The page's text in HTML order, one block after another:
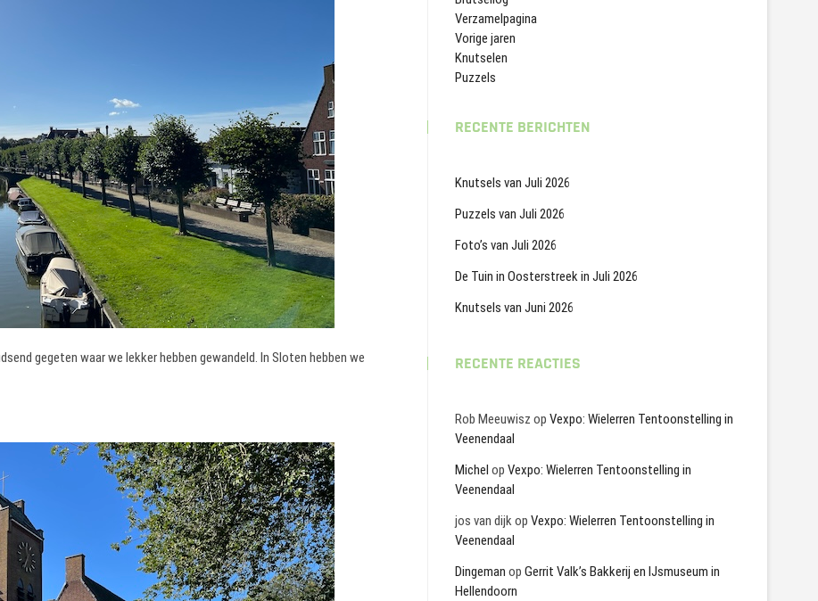
gegeten waar we lekker hebben gewandeld. In Sloten hebben we
Verzamelpagina
Vorige jaren
Knutselen
Puzzels
RECENTE BERICHTEN
Knutsels van Juli 2026
Puzzels van Juli 2026
Foto’s van Juli 2026
De Tuin in Oosterstreek in Juli 2026
Knutsels van Juni 2026
RECENTE REACTIES
Rob Meeuwisz op Vexpo: Wielerren Tentoonstelling in
Veenendaal
Michel op Vexpo: Wielerren Tentoonstelling in
Veenendaal
jos van dijkop Vexpo: Wielerren Tentoonstelling in
Veenendaal
Dingeman op Gerrit Valk’s Bakkerij en IJsmuseum in
Hellendoorn